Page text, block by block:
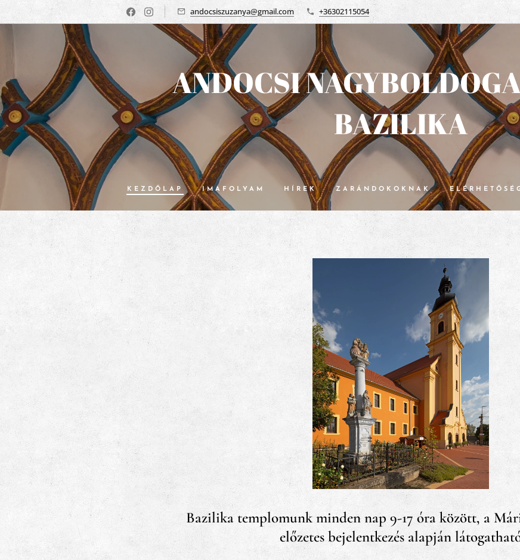
andocsiszuzanya@gmail.com +36302115054
ANDOCSI
BAZILIKA
KEZDŐLAP IMAFOLYAM HÍREK ZARÁNDOKOKNAK
Bazilika templomunk minden nap 9-17 óra között, a
előzetes bejelentkezés alapján